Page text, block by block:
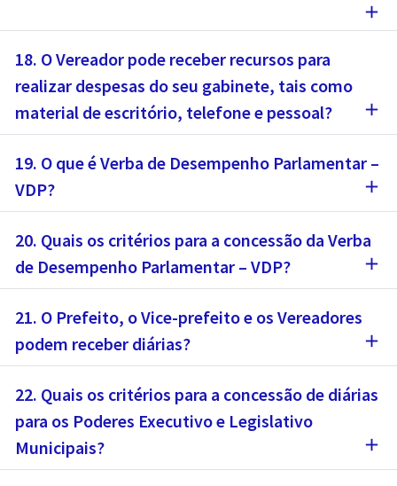
add
18. O Vereador pode receber recursos para
realizar despesas do seu gabinete, tais como
material de escritório, telefone e pessoal?
add
19. O que é Verba de Desempenho Parlamentar –
VDP?
add
20. Quais os critérios para a concessão da Verba
de Desempenho Parlamentar – VDP?
add
21. O Prefeito, o Vice-prefeito e os Vereadores
podem receber diárias?
add
22. Quais os critérios para a concessão de diárias
para os Poderes Executivo e Legislativo
Municipais?
add